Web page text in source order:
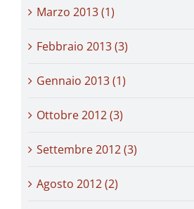
Marzo 2013 (1)
Febbraio 2013 (3)
Gennaio 2013 (1)
Ottobre 2012 (3)
Settembre 2012 (3)
Agosto 2012 (2)